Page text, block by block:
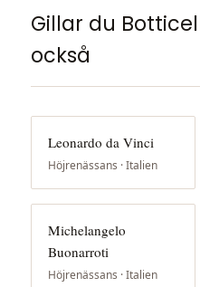
Gillar du
också
Leonardo da Vinci
Höjrenässans · Italien
Michelangelo
Buonarroti
Höjrenässans · Italien